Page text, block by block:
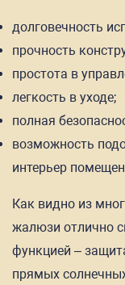
долговечность
прочность
простота в
легкость в уходе;
полная
возможность
интерьер
Как видно из
жалюзи отлично
функцией –
прямых